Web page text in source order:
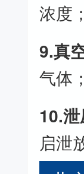
浓度
9.真
气体
10.
启泄